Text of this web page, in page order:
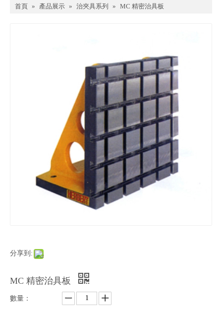
首頁 » 產品展示 » 治夾具系列 » MC 精密治具板
分享到:
MC 精密治具板
數量：